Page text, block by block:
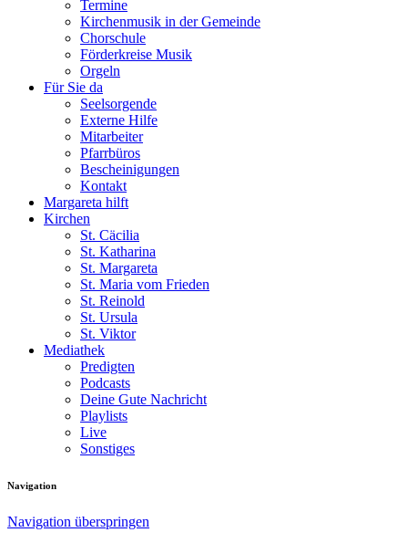
Termine
Kirchenmusik in der Gemeinde
Chorschule
Förderkreise Musik
Orgeln
Für Sie da
Seelsorgende
Externe Hilfe
Mitarbeiter
Pfarrbüros
Bescheinigungen
Kontakt
Margareta hilft
Kirchen
St. Cäcilia
St. Katharina
St. Margareta
St. Maria vom Frieden
St. Reinold
St. Ursula
St. Viktor
Mediathek
Predigten
Podcasts
Deine Gute Nachricht
Playlists
Live
Sonstiges
Navigation
Navigation überspringen